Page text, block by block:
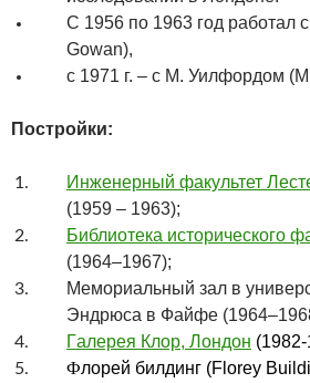
С 1956 по 1963 год работал
Gowan),
с 1971 г. – с М. Уилфордом (
Постройки:
Инженерный факультет
(1959 – 1963);
Библиотека исторического
(1964–1967);
Мемориальный зал в
Эндрюса в Файфе
Галерея Клор, Лондон
Флорей билдинг (Florey